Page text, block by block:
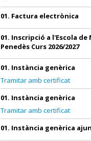
01. Factura electrònica
01. Inscripció a l'Escola
Penedès Curs 2026/2027
01. Instància genèrica
Tramitar amb certificat
01. Instància genèrica
Tramitar amb certificat
01. Instància genèrica